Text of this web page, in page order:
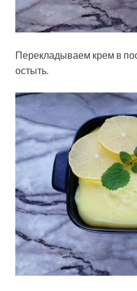
Перекладываем крем в
остыть.